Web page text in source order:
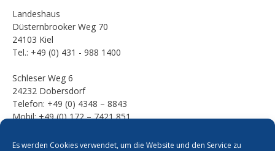
Es werden Cookies verwendet, um die Website und den Service zu
Landeshaus
Düsternbrooker Weg 70
24103 Kiel
Tel.: +49 (0) 431 - 988 1400
Schleser Weg 6
24232 Dobersdorf
Telefon: +49 (0) 4348 – 8843
Mobil: +49 (0) 172 – 7421 851
E-Mail: